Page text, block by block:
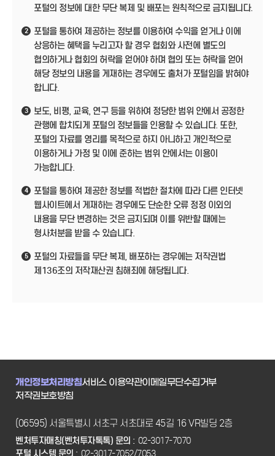
포털의 정보에 대한 무단 복제 및 배포는 원칙적으로 금지됩니다.
2
포털을 통하여 제공하는 정보를 이용하여 수익을 얻거나 이에
상응하는 혜택을 누리고자 할 경우 협회와 사전에 별도의
협의하거나 협회의 허락을 얻어야 하며 협의 또는 허락을 얻어
해당 정보의 내용을 게재하는 경우에도 출처가 포털임을 밝혀야
합니다.
3
보도, 비평, 교육, 연구 등을 위하여 정당한 범위 안에서 공정한
관행에 합치되게 포털의 정보들을 인용할 수 있습니다. 또한,
포털의 자료를 영리를 목적으로 하지 아니하고 개인적으로
이용하거나 가정 및 이에 준하는 범위 안에서는 이용이
가능합니다.
4
포털을 통하여 제공한 정보를 적법한 절차에 따라 다른 인터넷
웹사이트에서 게재하는 경우에도 단순한 오류 정정 이외의
내용을 무단 변경하는 것은 금지되며 이를 위반할 때에는
형사처분을 받을 수 있습니다.
5
포털의 자료들을 무단 복제, 배포하는 경우에는 저작권법
제136조의 저작재산권 침해죄에 해당됩니다.
개인정보처리방침서비스 이용약관이메일무단수집거부
저작권보호방침
(06595) 서울특별시 서초구 서초대로 45길 16 VR빌딩 2층
벤처투자매칭(벤처투자톡톡) 문의 : 02-3017-7070
포털 시스템 문의 : 02-3017-7052/7053